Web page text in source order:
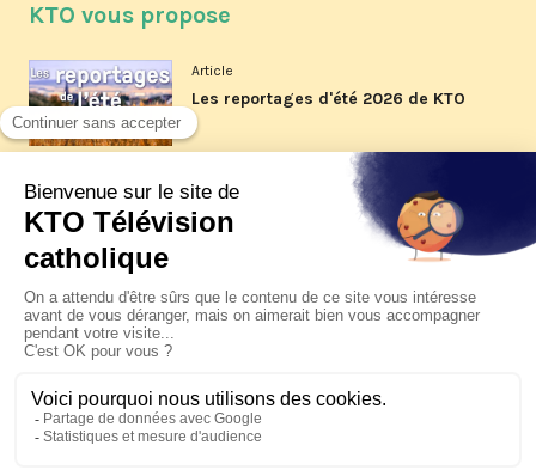
KTO vous propose
Article
Les reportages d'été 2026 de KTO
Article
La visite pastorale du pape Léon
XIV à Assise à suivre sur KTO le
Article
Le pape en Uruguay, Argentine et